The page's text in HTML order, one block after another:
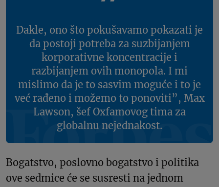
Dakle, ono što pokušavamo pokazati je
da postoji potreba za suzbijanjem
korporativne koncentracije i
razbijanjem ovih monopola. I mi
mislimo da je to sasvim moguće i to je
već rađeno i možemo to ponoviti”, Max
Lawson, šef Oxfamovog tima za
globalnu nejednakost.
Bogatstvo, poslovno bogatstvo i politika
ove sedmice će se susresti na jednom